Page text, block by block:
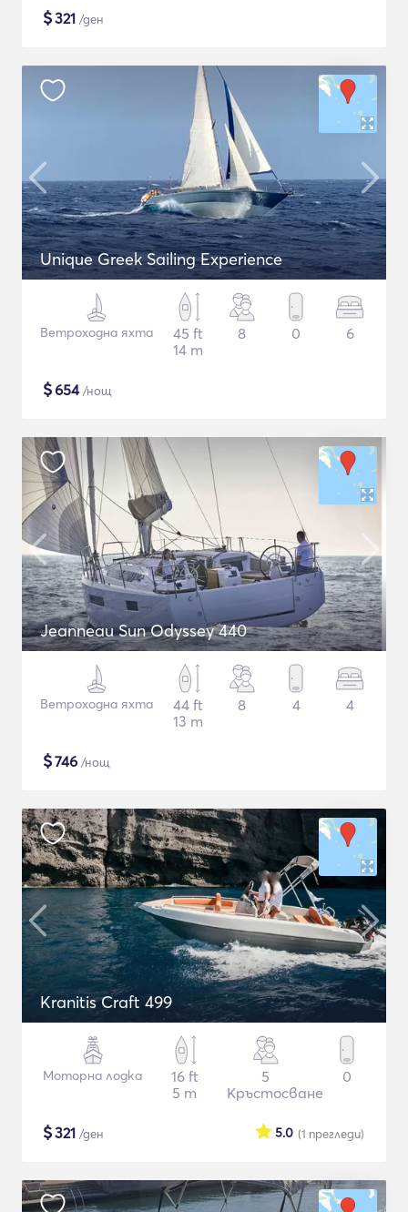
$321 /ден
Unique Greek Sailing Experience
Ветроходна яхта
45 ft
14 m
8 0 6
$654/нощ
Jeanneau Sun Odyssey 440
Ветроходна яхта
44 ft
13 m
8 4 4
$746 /нощ
Kranitis Craft 499
Моторна лодка
16 ft
5 m
5
Кръстосване
0
$321 /ден (1 прегледи)
5.0